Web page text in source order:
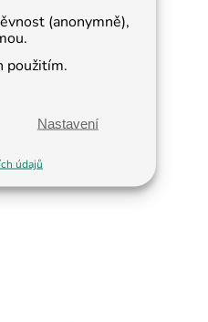
(anonymně),
použitím.
Nastavení
údajů